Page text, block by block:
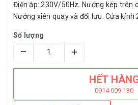
Điện áp: 230V/50Hz. Nướng kép trên
Nướng xiên quay và đối lưu. Cửa kính
Số lượng
– +
HẾT
0914 009 130